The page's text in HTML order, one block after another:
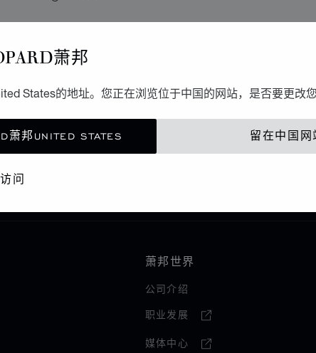
萧邦
States的地址。您正在浏览位于中国的网站，是否要更改您
萧邦UNITED STATES 留在中国网
问
萧邦世界
公司介绍
职业发展
媒体中心